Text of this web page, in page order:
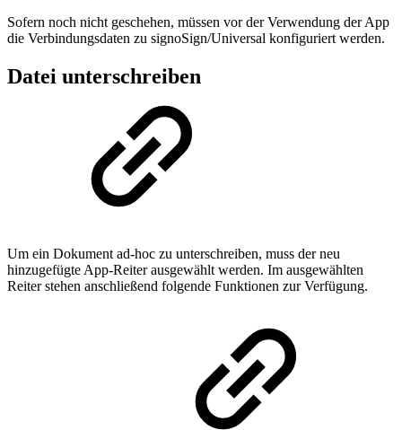
Sofern noch nicht geschehen, müssen vor der Verwendung der App
die Verbindungsdaten zu signoSign/Universal konfiguriert werden.
Datei unterschreiben
Um ein Dokument ad-hoc zu unterschreiben, muss der neu
hinzugefügte App-Reiter ausgewählt werden. Im ausgewählten
Reiter stehen anschließend folgende Funktionen zur Verfügung.